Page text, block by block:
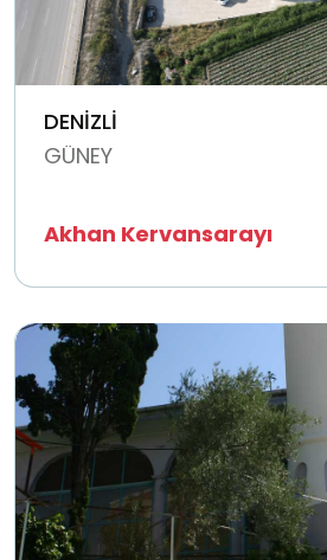
DENİZLİ
GÜNEY
Akhan Kervansarayı